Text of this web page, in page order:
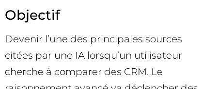
Objectif
Devenir l’une des principales sources
citées par une IA lorsqu’un utilisateur
cherche à comparer des CRM. Le